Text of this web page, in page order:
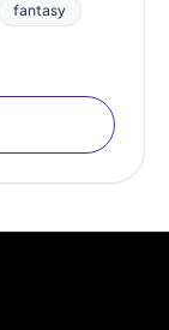
fantasy